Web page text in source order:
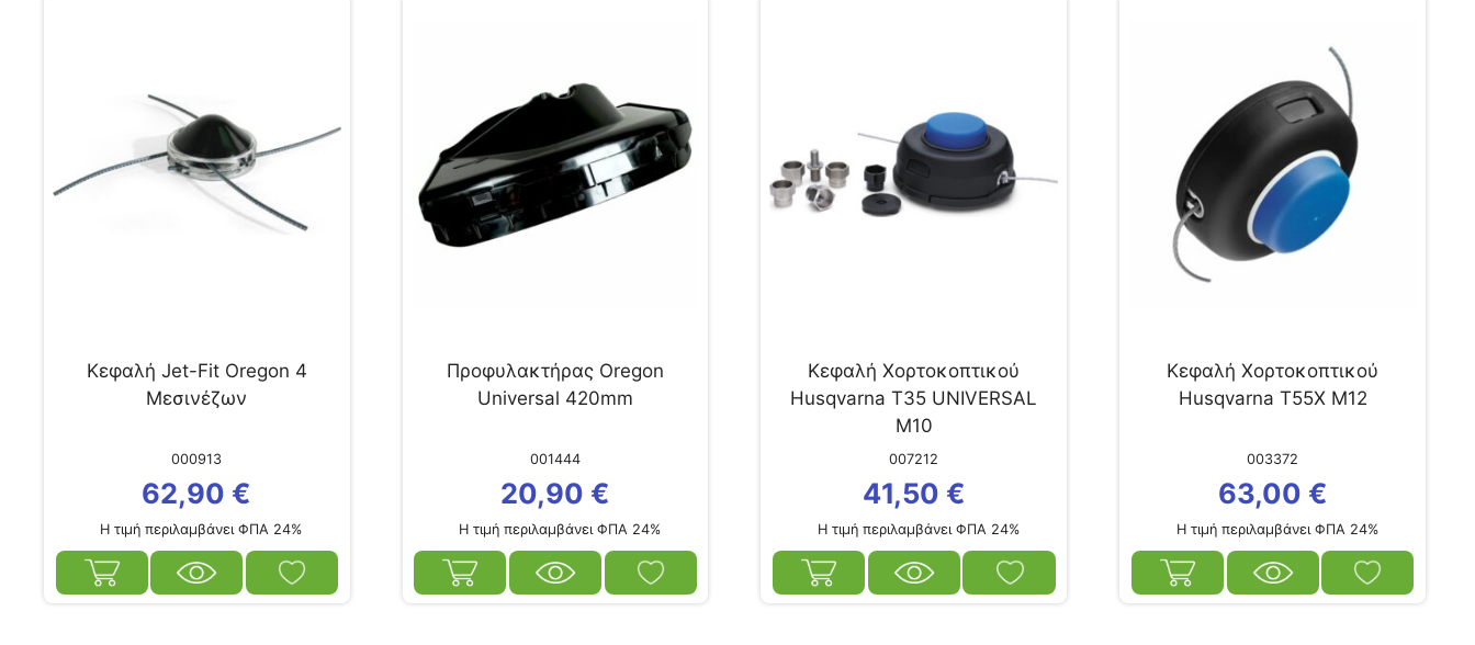
Κεφαλή Jet-Fit Oregon 4
Μεσινέζων
000913
62,90 €
Η τιμή περιλαμβάνει ΦΠΑ 24%
Προφυλακτήρας Oregon
Universal 420mm
001444
20,90 €
Η τιμή περιλαμβάνει ΦΠΑ 24%
Κεφαλή Χορτοκοπτικού
Husqvarna T35 UNIVERSAL
M10
007212
41,50 €
Η τιμή περιλαμβάνει ΦΠΑ 24%
Κεφαλή Χορτοκοπτικού
Husqvarna T55X M12
003372
63,00 €
Η τιμή περιλαμβάνει ΦΠΑ 24%